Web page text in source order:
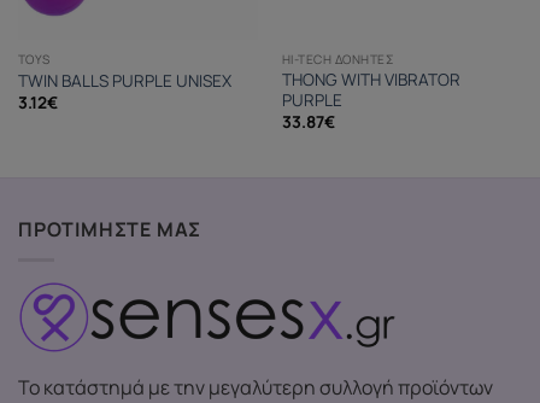
TOYS
TWIN BALLS PURPLE UNISEX
3.12€
HI-TECH ΔΟΝΗΤΈΣ
THONG WITH VIBRATOR
PURPLE
33.87€
ΠΡΟΤΙΜΗΣΤΕ ΜΑΣ
Το κατάστημά με την μεγαλύτερη συλλογή προϊόντων